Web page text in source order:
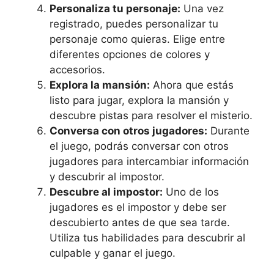
Personaliza tu personaje: Una vez
registrado, puedes personalizar tu
personaje como quieras. Elige entre
diferentes opciones de colores y
accesorios.
Explora la mansión: Ahora que estás
listo para jugar, explora la mansión y
descubre pistas para resolver el misterio.
Conversa con otros jugadores: Durante
el juego, podrás conversar con otros
jugadores para intercambiar información
y descubrir al impostor.
Descubre al impostor: Uno de los
jugadores es el impostor y debe ser
descubierto antes de que sea tarde.
Utiliza tus habilidades para descubrir al
culpable y ganar el juego.